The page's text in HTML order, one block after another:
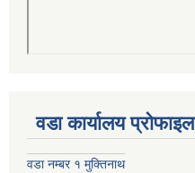
वडा कार्यालय प्रोफाइल
वडा नम्बर १ मुक्तिनाथ